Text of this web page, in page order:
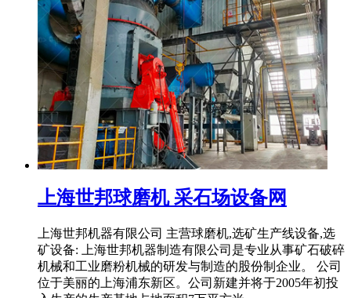
上海世邦球磨机 采石场设备网
上海世邦机器有限公司 主营球磨机,选矿生产线设备,选
矿设备: 上海世邦机器制造有限公司是专业从事矿石破碎
机械和工业磨粉机械的研发与制造的股份制企业。 公司
位于美丽的上海浦东新区。公司新建并将于2005年初投